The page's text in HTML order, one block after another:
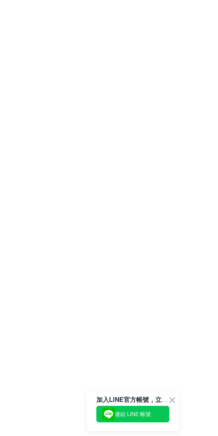
加入LINE官方帳號，立即獲得$100購物金!
連結 LINE 帳號